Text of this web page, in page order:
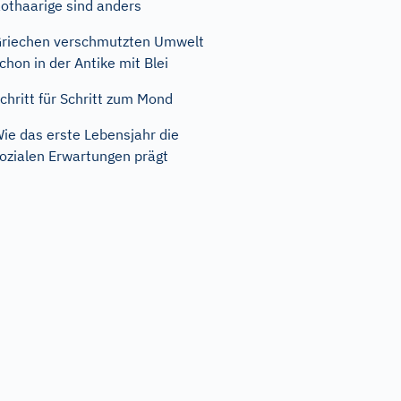
sind anders
verschmutzten Umwelt
in der Antike mit Blei
für Schritt zum Mond
das erste Lebensjahr die
Erwartungen prägt